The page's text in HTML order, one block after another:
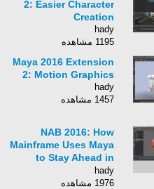
2: Easier Character
Creation
hady
1195 مشاهده
Maya 2016 Extension
2: Motion Graphics
hady
1457 مشاهده
NAB 2016: How
Mainframe Uses Maya
to Stay Ahead in
Motion Graphics
hady
1976 مشاهده